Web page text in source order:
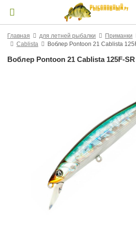
Главная для летней рыбалки Приманки
Cablista
Воблер Pontoon 21 Cablista
Воблер Pontoon 21 Cablista 125F-SR